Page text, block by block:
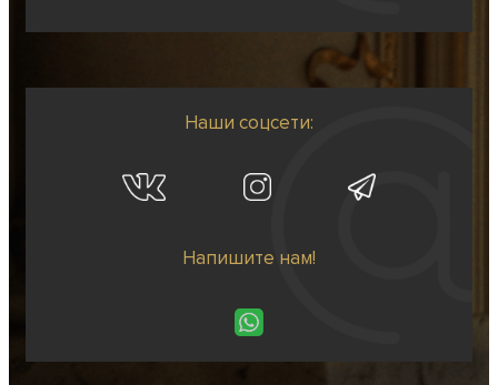
Наши соцсети:
Напишите нам!